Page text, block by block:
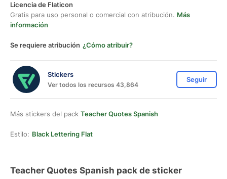
Licencia de Flaticon
Gratis para uso personal o comercial con atribución. Más
información
Se requiere atribución ¿Cómo atribuir?
Stickers
Ver todos los recursos 43,864
Seguir
Más stickers del pack Teacher Quotes Spanish
Estilo: Black Lettering Flat
Teacher Quotes Spanish pack de sticker